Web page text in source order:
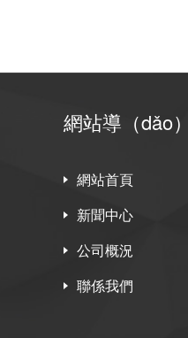
網站導（dǎo
網站首頁
新聞中心
公司概況
聯係我們